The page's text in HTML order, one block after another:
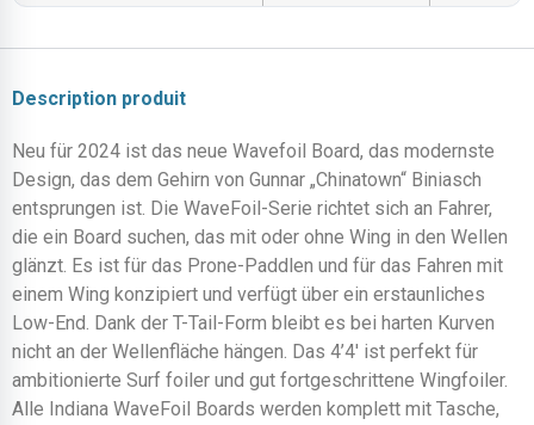
Description produit
Neu für 2024 ist das neue Wavefoil Board, das modernste
Design, das dem Gehirn von Gunnar „Chinatown“ Biniasch
entsprungen ist. Die WaveFoil-Serie richtet sich an Fahrer,
die ein Board suchen, das mit oder ohne Wing in den Wellen
glänzt. Es ist für das Prone-Paddlen und für das Fahren mit
einem Wing konzipiert und verfügt über ein erstaunliches
Low-End. Dank der T-Tail-Form bleibt es bei harten Kurven
nicht an der Wellenfläche hängen. Das 4’4′ ist perfekt für
ambitionierte Surf foiler und gut fortgeschrittene Wingfoiler.
Alle Indiana WaveFoil Boards werden komplett mit Tasche,